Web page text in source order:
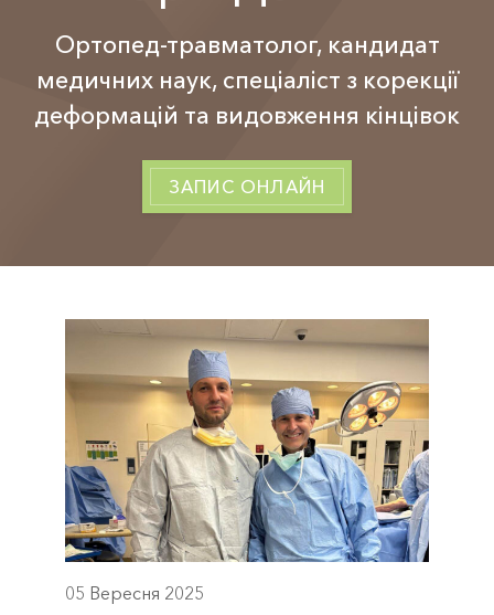
Ортопед-травматолог, кандидат
медичних наук, спеціаліст з корекції
деформацій та видовження кінцівок
ЗАПИС ОНЛАЙН
05 Вересня 2025